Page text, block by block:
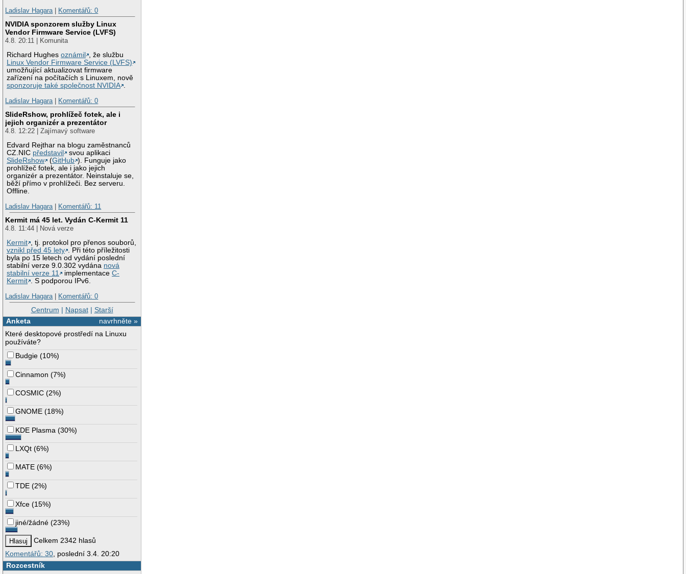
Ladislav Hagara| Komentářů: 0
NVIDIA sponzorem služby Linux
Vendor Firmware Service (LVFS)
4.8. 20:11 | Komunita
Richard Hughesoznámil
, že službu
Linux Vendor Firmware Service (LVFS)
umožňující aktualizovat firmware
zařízení na počítačích s Linuxem, nově
sponzoruje také společnost NVIDIA .
Ladislav Hagara| Komentářů: 0
SlideRshow, prohlížeč fotek, ale i
jejich organizér a prezentátor
4.8. 12:22 | Zajímavý software
Edvard Rejthar na blogu zaměstnanců
CZ.NIC představil
svou aplikaci
SlideRshow
(GitHub ). Funguje jako
prohlížeč fotek, ale i jako jejich
organizér a prezentátor. Neinstaluje se,
běží přímo v prohlížeči. Bez serveru.
Offline.
Ladislav Hagara| Komentářů: 11
Kermit má 45 let. Vydán C-Kermit 11
4.8. 11:44 | Nová verze
Kermit , tj. protokol pro přenos souborů,
vznikl před 45 lety . Při této příležitosti
byla po 15 letech od vydání poslední
stabilní verze 9.0.302 vydána nová
stabilní verze 11
implementaceC-
Kermit . S podporou IPv6.
Ladislav Hagara| Komentářů: 0
Centrum | Napsat| Starší
navrhněte »
Anketa
Které desktopové prostředí na Linuxu
používáte?
Budgie (10%)
Cinnamon (7%)
COSMIC (2%)
GNOME (18%)
KDE Plasma (30%)
LXQt (6%)
MATE (6%)
TDE (2%)
Xfce (15%)
jiné/žádné (23%)
Celkem 2342 hlasů
Komentářů: 30 , poslední 3.4. 20:20
Rozcestník